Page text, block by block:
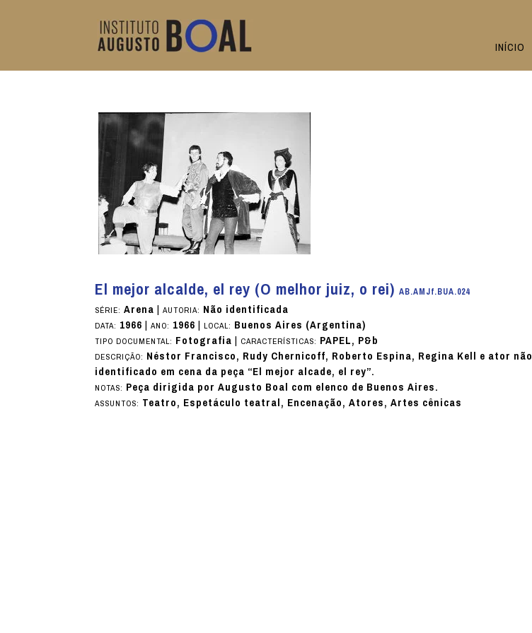
INÍCIO
El mejor alcalde, el rey (O melhor juiz, o rei)AB.AMJf.BUA.024
SÉRIE:Arena|AUTORIA: Não identificada
DATA: 1966|ANO: 1966|LOCAL: Buenos Aires (Argentina)
TIPO DOCUMENTAL: Fotografia| CARACTERÍSTICAS: PAPEL, P&b
DESCRIÇÃO: Néstor Francisco, Rudy Chernicoff, Roberto Espina, Regina Kell e ator não
identificado em cena da peça “El mejor alcade, el rey”.
NOTAS: Peça dirigida por Augusto Boal com elenco de Buenos Aires.
ASSUNTOS: Teatro, Espetáculo teatral, Encenação, Atores, Artes cênicas